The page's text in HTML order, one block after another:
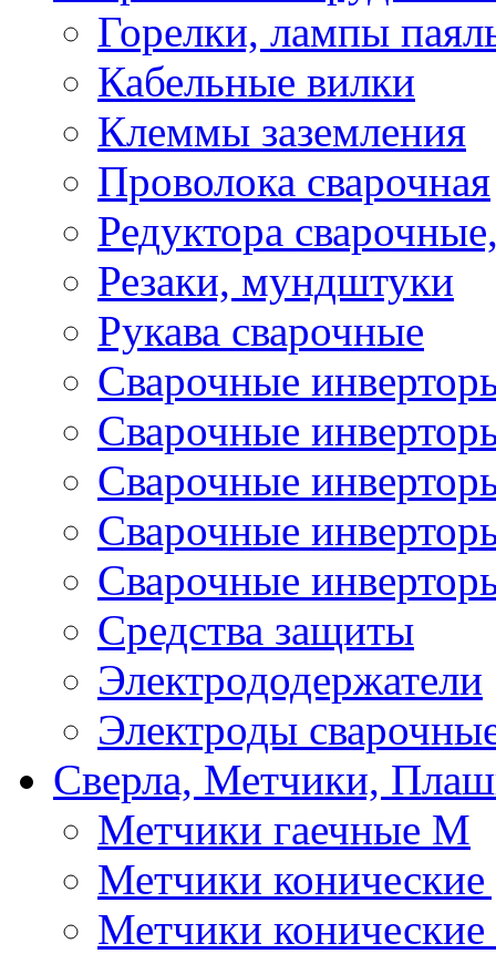
Горелки, лампы
Кабельные вилки
Клеммы заземления
Проволока сварочная
Редуктора
Резаки, мундштуки
Рукава сварочные
Сварочные
Сварочные
Сварочные
Сварочные
Сварочные
Средства защиты
Электрододержатели
Электроды
Сверла, Метчики,
Метчики гаечные М
Метчики
Метчики